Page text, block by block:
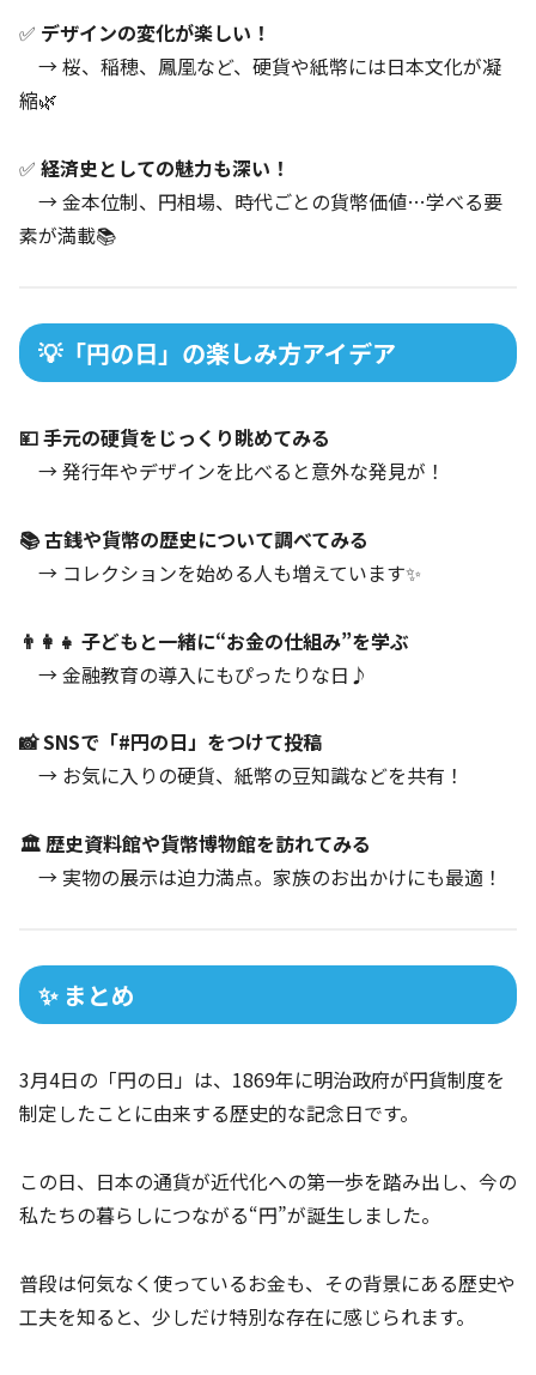
✅ デザインの変化が楽しい！
→ 桜、稲穂、鳳凰など、硬貨や紙幣には日本文化が凝
縮🌿
✅ 経済史としての魅力も深い！
→ 金本位制、円相場、時代ごとの貨幣価値…学べる要
素が満載📚
💡「円の日」の楽しみ方アイデア
💴 手元の硬貨をじっくり眺めてみる
→ 発行年やデザインを比べると意外な発見が！
📚 古銭や貨幣の歴史について調べてみる
→ コレクションを始める人も増えています✨
👨‍👩‍👧 子どもと一緒に“お金の仕組み”を学ぶ
→ 金融教育の導入にもぴったりな日♪
📸 SNSで「#円の日」をつけて投稿
→ お気に入りの硬貨、紙幣の豆知識などを共有！
🏛 歴史資料館や貨幣博物館を訪れてみる
→ 実物の展示は迫力満点。家族のお出かけにも最適！
✨ まとめ
3月4日の「円の日」は、1869年に明治政府が円貨制度を
制定したことに由来する歴史的な記念日です。
この日、日本の通貨が近代化への第一歩を踏み出し、今の
私たちの暮らしにつながる“円”が誕生しました。
普段は何気なく使っているお金も、その背景にある歴史や
工夫を知ると、少しだけ特別な存在に感じられます。